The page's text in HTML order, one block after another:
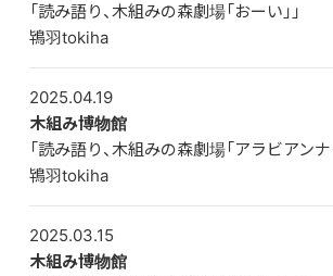
「読み語り、木組みの森劇場「おーい」」
鴇羽tokiha
2025.04.19
木組み博物館
「読み語り、木組みの森劇場「アラビアンナ
鴇羽tokiha
2025.03.15
木組み博物館